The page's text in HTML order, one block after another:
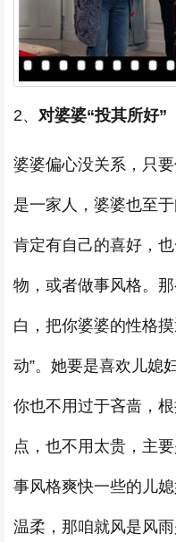
2、 对婆婆“投其所好”
婆婆偏心没关系，只
是一家人，婆婆也至
肯定有自己的喜好，
物，或者做事风格。
白，把你婆婆的性格
动”。她要是喜欢儿媳
你也不用过于吝啬，
点，也不用太贵，主
事风格爽快一些的儿
温柔，那咱就风是风